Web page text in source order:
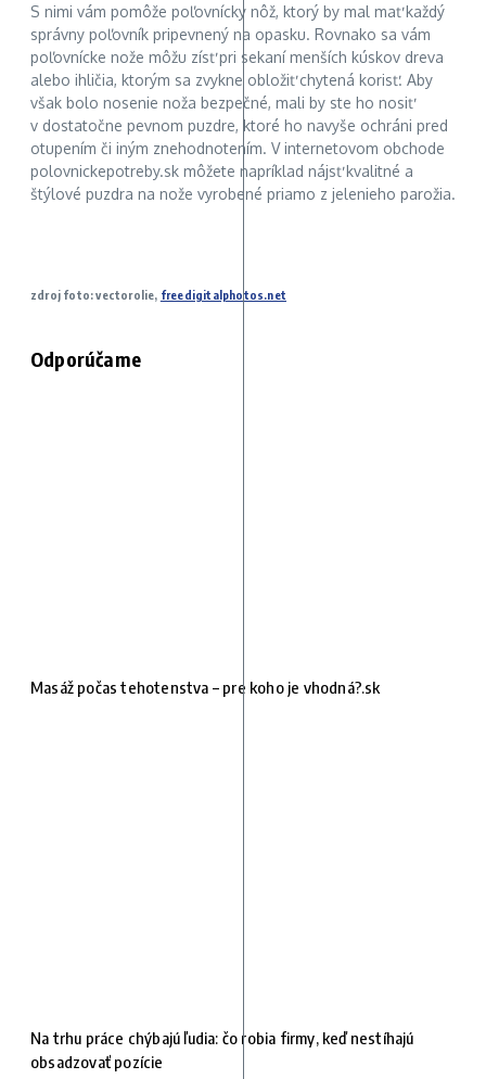
S nimi vám pomôže poľovnícky nôž, ktorý by mal mať každý
správny poľovník pripevnený na opasku. Rovnako sa vám
poľovnícke nože môžu zísť pri sekaní menších kúskov dreva
alebo ihličia, ktorým sa zvykne obložiť chytená korisť. Aby
však bolo nosenie noža bezpečné, mali by ste ho nosiť
v dostatočne pevnom puzdre, ktoré ho navyše ochráni pred
otupením či iným znehodnotením. V internetovom obchode
polovnickepotreby.sk môžete napríklad nájsť kvalitné a
štýlové puzdra na nože vyrobené priamo z jelenieho parožia.
zdroj foto: vectorolie, freedigitalphotos.net
Odporúčame
Masáž počas tehotenstva – pre koho je vhodná?.sk
Na trhu práce chýbajú ľudia: čo robia firmy, keď nestíhajú
obsadzovať pozície